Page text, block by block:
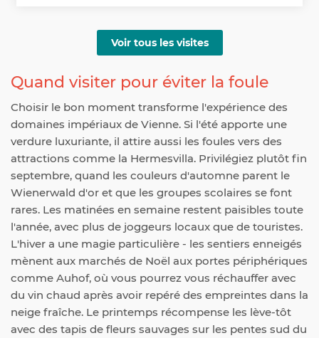
Voir tous les visites
Quand visiter pour éviter la foule
Choisir le bon moment transforme l'expérience des
domaines impériaux de Vienne. Si l'été apporte une
verdure luxuriante, il attire aussi les foules vers des
attractions comme la Hermesvilla. Privilégiez plutôt fin
septembre, quand les couleurs d'automne parent le
Wienerwald d'or et que les groupes scolaires se font
rares. Les matinées en semaine restent paisibles toute
l'année, avec plus de joggeurs locaux que de touristes.
L'hiver a une magie particulière - les sentiers enneigés
mènent aux marchés de Noël aux portes périphériques
comme Auhof, où vous pourrez vous réchauffer avec
du vin chaud après avoir repéré des empreintes dans la
neige fraîche. Le printemps récompense les lève-tôt
avec des tapis de fleurs sauvages sur les pentes sud du